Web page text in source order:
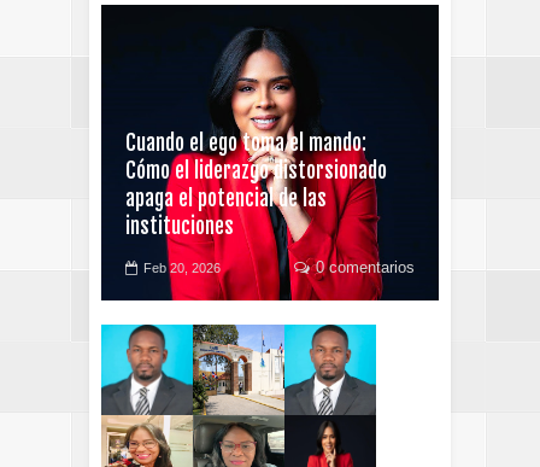
Cuando el ego toma el mando:
Cómo el liderazgo distorsionado
apaga el potencial de las
instituciones
Feb 20, 2026 0 comentarios